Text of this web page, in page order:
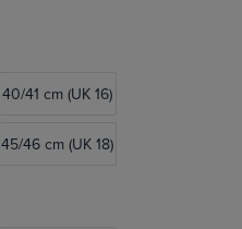
40/41 cm (UK 16)
45/46 cm (UK 18)